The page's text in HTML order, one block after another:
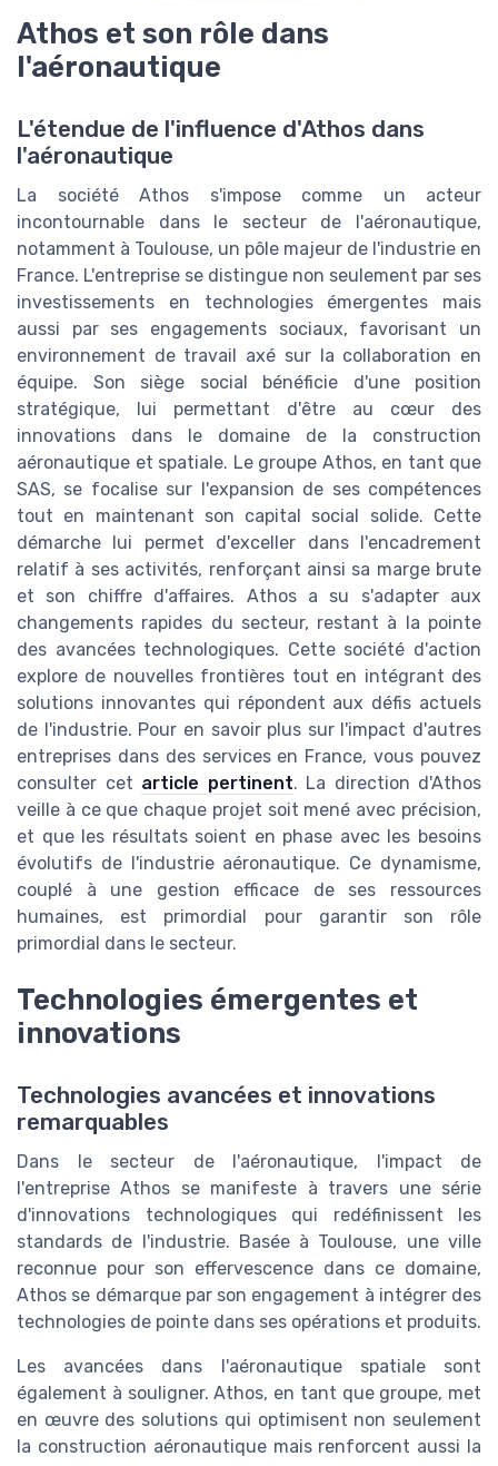
Athos et son rôle dans
l'aéronautique
L'étendue de l'influence d'Athos dans
l'aéronautique
La société Athos s'impose comme un acteur
incontournable dans le secteur de l'aéronautique,
notamment à Toulouse, un pôle majeur de l'industrie en
France. L'entreprise se distingue non seulement par ses
investissements en technologies émergentes mais
aussi par ses engagements sociaux, favorisant un
environnement de travail axé sur la collaboration en
équipe. Son siège social bénéficie d'une position
stratégique, lui permettant d'être au cœur des
innovations dans le domaine de la construction
aéronautique et spatiale. Le groupe Athos, en tant que
SAS, se focalise sur l'expansion de ses compétences
tout en maintenant son capital social solide. Cette
démarche lui permet d'exceller dans l'encadrement
relatif à ses activités, renforçant ainsi sa marge brute
et son chiffre d'affaires. Athos a su s'adapter aux
changements rapides du secteur, restant à la pointe
des avancées technologiques. Cette société d'action
explore de nouvelles frontières tout en intégrant des
solutions innovantes qui répondent aux défis actuels
de l'industrie. Pour en savoir plus sur l'impact d'autres
entreprises dans des services en France, vous pouvez
consulter cet article pertinent. La direction d'Athos
veille à ce que chaque projet soit mené avec précision,
et que les résultats soient en phase avec les besoins
évolutifs de l'industrie aéronautique. Ce dynamisme,
couplé à une gestion efficace de ses ressources
humaines, est primordial pour garantir son rôle
primordial dans le secteur.
Technologies émergentes et
innovations
Technologies avancées et innovations
remarquables
Dans le secteur de l'aéronautique, l'impact de
l'entreprise Athos se manifeste à travers une série
d'innovations technologiques qui redéfinissent les
standards de l'industrie. Basée à Toulouse, une ville
reconnue pour son effervescence dans ce domaine,
Athos se démarque par son engagement à intégrer des
technologies de pointe dans ses opérations et produits.
Les avancées dans l'aéronautique spatiale sont
également à souligner. Athos, en tant que groupe, met
en œuvre des solutions qui optimisent non seulement
la construction aéronautique mais renforcent aussi la